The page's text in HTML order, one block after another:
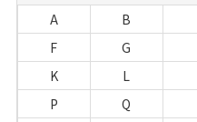
A B
F
G
K
L
P
Q